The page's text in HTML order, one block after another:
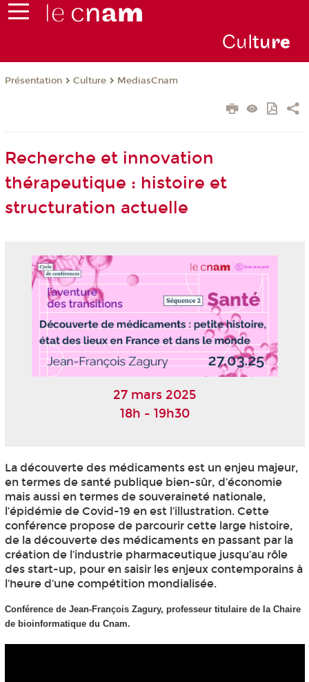
Culture
Présentation Culture MediasCnam
Recherche et innovation
thérapeutique : histoire et
structuration actuelle
27 mars 2025
18h - 19h30
La découverte des médicaments est un enjeu majeur,
en termes de santé publique bien-sûr, d’économie
mais aussi en termes de souveraineté nationale,
l’épidémie de Covid-19 en est l’illustration. Cette
conférence propose de parcourir cette large histoire,
de la découverte des médicaments en passant par la
création de l’industrie pharmaceutique jusqu’au rôle
des start-up, pour en saisir les enjeux contemporains à
l’heure d’une compétition mondialisée.
Conférence de Jean-François Zagury, professeur titulaire de la Chaire
de bioinformatique du Cnam.